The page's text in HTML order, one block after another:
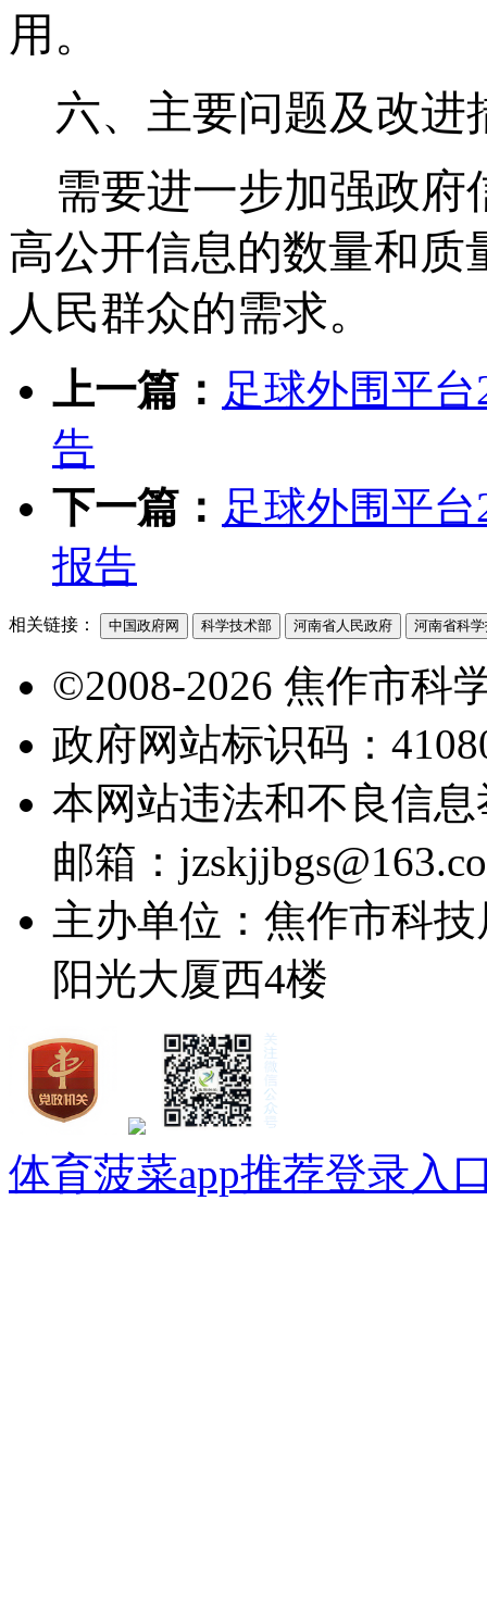
用。
六、主要问题及改进
需要进一步加强政
高公开信息的数量和质
人民群众的需求。
上一篇： 足球外围平
告
下一篇： 足球外围平
报告
相关链接： 中国政府网 科学技术部 河南省人民政府 河南省科
©2008-2026 焦作市科
政府网站标识码：
本网站违法和不良信息
邮箱：
主办单位：焦作市科
阳光大厦西4楼
体育菠菜app推荐登录入